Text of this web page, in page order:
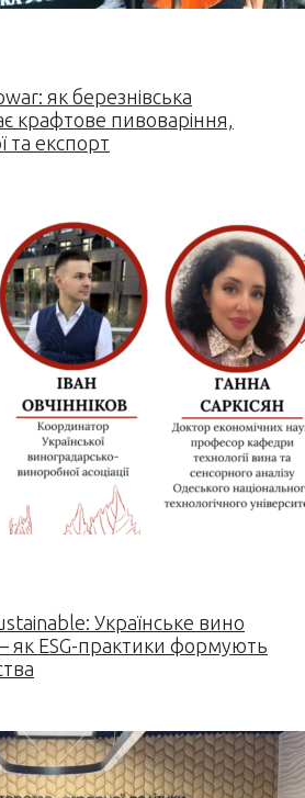
як березнівська
крафтове пивоваріння,
та експорт
Українське вино
як ESG-практики формують